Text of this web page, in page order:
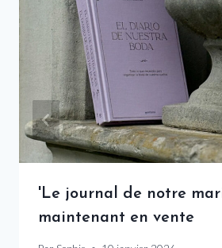
'Le journal de notre
maintenant en vente